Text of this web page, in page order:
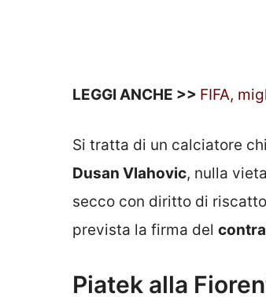
LEGGI ANCHE >> FIFA,
Si tratta di un calciatore
Dusan Vlahovic, nulla
secco con diritto di
prevista la firma del
Piatek alla